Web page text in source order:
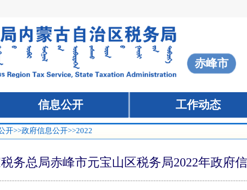
赤峰市
信息公开 工作动态
信息公开 工作动态
开>>政府信息公开>>2022
务总局赤峰市元宝山区税务局2022年政府